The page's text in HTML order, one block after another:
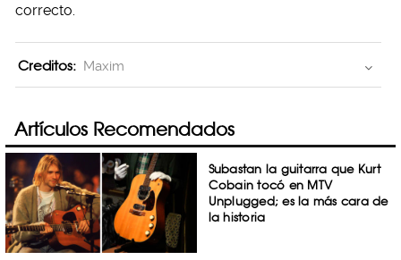
correcto.
Creditos: Maxim
Artículos Recomendados
Subastan la guitarra que Kurt
Cobain tocó en MTV
Unplugged; es la más cara de
la historia